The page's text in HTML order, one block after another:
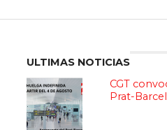
ULTIMAS NOTICIAS
CGT
Prat-